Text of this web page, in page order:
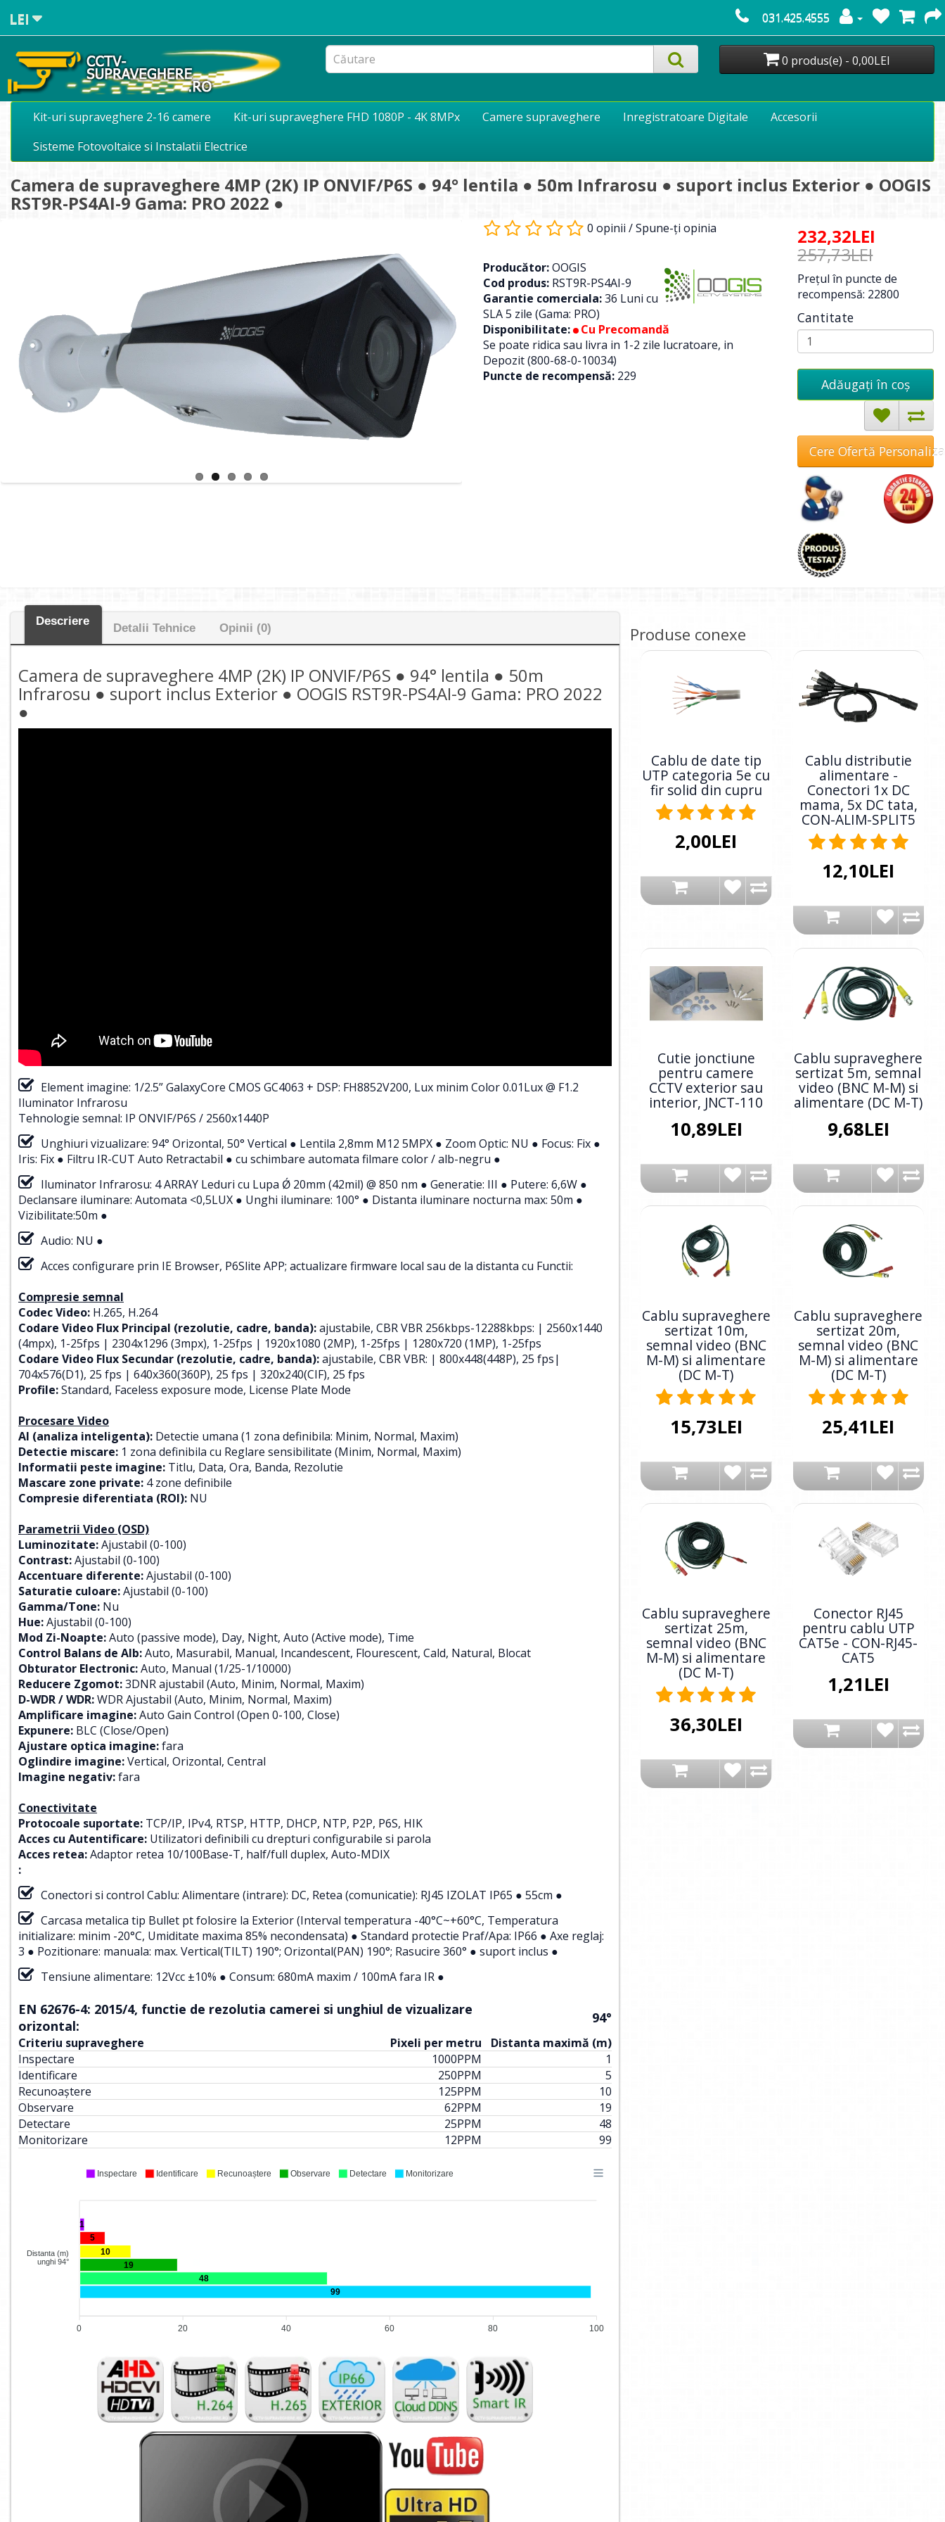
LEI 031.425.4555
0 produs(e) - 0,00LEI
Kit-uri supraveghere 2-16 camere Kit-uri supraveghere FHD 1080P - 4K 8MPx Camere supraveghere Inregistratoare Digitale
Accesorii
Sisteme Fotovoltaice si Instalatii Electrice
Camera de supraveghere 4MP (2K) IP ONVIF/P6S ● 94° lentila ● 50m Infrarosu ● suport inclus Exterior ● OOGIS
RST9R-PS4AI-9 Gama: PRO 2022 ●
0 opinii /Spune-ţi opinia
Producător:OOGIS
Cod produs: RST9R-PS4AI-9
Garantie comerciala:36 Luni cu
SLA 5 zile (Gama: PRO)
Disponibilitate:
Cu Precomandă
Se poate ridica sau livra in 1-2 zile lucratoare, in
Depozit (800-68-0-10034)
Puncte de recompensă: 229
232,32LEI
257,73LEI
Preţul în puncte de
recompensă: 22800
Cantitate
Adăugați în coş
Cere Ofertă
Descriere
Detalii Tehnice Opinii (0)
Camera de supraveghere 4MP (2K) IP ONVIF/P6S ● 94° lentila ● 50m
Infrarosu ● suport inclus Exterior ● OOGIS RST9R-PS4AI-9 Gama: PRO 2022
●
Element imagine: 1/2.5” GalaxyCore CMOS GC4063 + DSP: FH8852V200, Lux minim Color 0.01Lux @ F1.2
Iluminator Infrarosu
Tehnologie semnal: IP ONVIF/P6S / 2560x1440P
Unghiuri vizualizare: 94° Orizontal, 50° Vertical ● Lentila 2,8mm M12 5MPX ● Zoom Optic: NU ● Focus: Fix ●
Iris: Fix ● Filtru IR-CUT Auto Retractabil ● cu schimbare automata filmare color / alb-negru ●
Iluminator Infrarosu: 4 ARRAY Leduri cu Lupa Ǿ 20mm (42mil) @ 850 nm ● Generatie: III ● Putere: 6,6W ●
Declansare iluminare: Automata <0,5LUX ● Unghi iluminare: 100° ● Distanta iluminare nocturna max: 50m ●
Vizibilitate:50m ●
Audio: NU ●
Acces configurare prin IE Browser, P6Slite APP; actualizare firmware local sau de la distanta cu Functii:
Compresie semnal
Codec Video: H.265, H.264
Codare Video Flux Principal (rezolutie, cadre, banda):ajustabile, CBR VBR 256kbps-12288kbps: | 2560x1440
(4mpx), 1-25fps | 2304x1296 (3mpx), 1-25fps | 1920x1080 (2MP), 1-25fps | 1280x720 (1MP), 1-25fps
Codare Video Flux Secundar (rezolutie, cadre, banda):ajustabile, CBR VBR: | 800x448(448P), 25 fps|
704x576(D1), 25 fps | 640x360(360P), 25 fps | 320x240(CIF), 25 fps
Profile:Standard, Faceless exposure mode, License Plate Mode
Procesare Video
AI (analiza inteligenta): Detectie umana (1 zona definibila: Minim, Normal, Maxim)
Detectie miscare: 1 zona definibila cu Reglare sensibilitate (Minim, Normal, Maxim)
Informatii peste imagine: Titlu, Data, Ora, Banda, Rezolutie
Mascare zone private: 4 zone definibile
Compresie diferentiata (ROI): NU
Parametrii Video (OSD)
Luminozitate:Ajustabil (0-100)
Contrast:Ajustabil (0-100)
Accentuare diferente:Ajustabil (0-100)
Saturatie culoare:Ajustabil (0-100)
Gamma/Tone: Nu
Hue:Ajustabil (0-100)
Mod Zi-Noapte:Auto (passive mode), Day, Night, Auto (Active mode), Time
Control Balans de Alb:Auto, Masurabil, Manual, Incandescent, Flourescent, Cald, Natural, Blocat
Obturator Electronic:Auto, Manual (1/25-1/10000)
Reducere Zgomot:3DNR ajustabil (Auto, Minim, Normal, Maxim)
D-WDR / WDR:WDR Ajustabil (Auto, Minim, Normal, Maxim)
Amplificare imagine:Auto Gain Control (Open 0-100, Close)
Expunere: BLC (Close/Open)
Ajustare optica imagine:fara
Oglindire imagine:Vertical, Orizontal, Central
Imagine negativ:fara
Conectivitate
Protocoale suportate: TCP/IP, IPv4, RTSP, HTTP, DHCP, NTP, P2P, P6S, HIK
Acces cu Autentificare: Utilizatori definibili cu drepturi configurabile si parola
Acces retea:Adaptor retea 10/100Base-T, half/full duplex, Auto-MDIX
:
Conectori si control Cablu: Alimentare (intrare): DC, Retea (comunicatie): RJ45 IZOLAT IP65 ● 55cm ●
Carcasa metalica tip Bullet pt folosire la Exterior (Interval temperatura -40°C~+60°C, Temperatura
initializare: minim -20°C, Umiditate maxima 85% necondensata) ● Standard protectie Praf/Apa: IP66 ● Axe reglaj:
3 ● Pozitionare: manuala: max. Vertical(TILT) 190°; Orizontal(PAN) 190°; Rasucire 360° ● suport inclus ●
Tensiune alimentare: 12Vcc ±10% ● Consum: 680mA maxim / 100mA fara IR ●
EN 62676-4: 2015/4, functie de rezolutia camerei si unghiul de vizualizare
orizontal:
94°
Criteriu supraveghere Pixeli per metru
Distanta maximă (m)
Inspectare
1000PPM
1
Identificare
250PPM
5
Recunoaștere
125PPM
10
Observare
62PPM
19
Detectare
25PPM
48
Monitorizare
12PPM 99
1
5
10
19
48
99
Distanta (m)
unghi 94°
100
80
60
40
20
0
Inspectare Identificare Recunoaștere Observare Detectare Monitorizare
Produse conexe
Cablu de date tip
UTP categoria 5e cu
fir solid din cupru
2,00LEI
Cablu distributie
alimentare -
Conectori 1x DC
mama, 5x DC tata,
CON-ALIM-SPLIT5
12,10LEI
Cutie jonctiune
pentru camere
CCTV exterior sau
interior, JNCT-110
10,89LEI
Cablu supraveghere
sertizat 5m, semnal
video (BNC M-M) si
alimentare (DC M-T)
9,68LEI
Cablu supraveghere
sertizat 10m,
semnal video (BNC
M-M) si alimentare
(DC M-T)
15,73LEI
Cablu supraveghere
sertizat 20m,
semnal video (BNC
M-M) si alimentare
(DC M-T)
25,41LEI
Cablu supraveghere
sertizat 25m,
semnal video (BNC
M-M) si alimentare
(DC M-T)
36,30LEI
Conector RJ45
pentru cablu UTP
CAT5e - CON-RJ45-
CAT5
1,21LEI